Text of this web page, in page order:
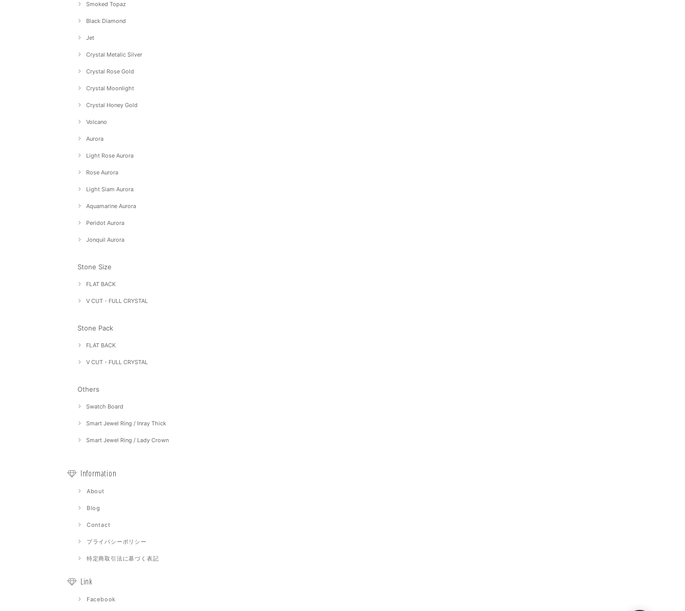
Smoked Topaz
Black Diamond
Jet
Crystal Metalic Silver
Crystal Rose Gold
Crystal Moonlight
Crystal Honey Gold
Volcano
Aurora
Light Rose Aurora
Rose Aurora
Light Siam Aurora
Aquamarine Aurora
Peridot Aurora
Jonquil Aurora
Stone Size
FLAT BACK
V CUT・FULL CRYSTAL
Stone Pack
FLAT BACK
V CUT・FULL CRYSTAL
Others
Swatch Board
Smart Jewel Ring / Inray Thick
Smart Jewel Ring / Lady Crown
Information
About
Blog
Contact
プライバシーポリシー
特定商取引法に基づく表記
Link
Facebook